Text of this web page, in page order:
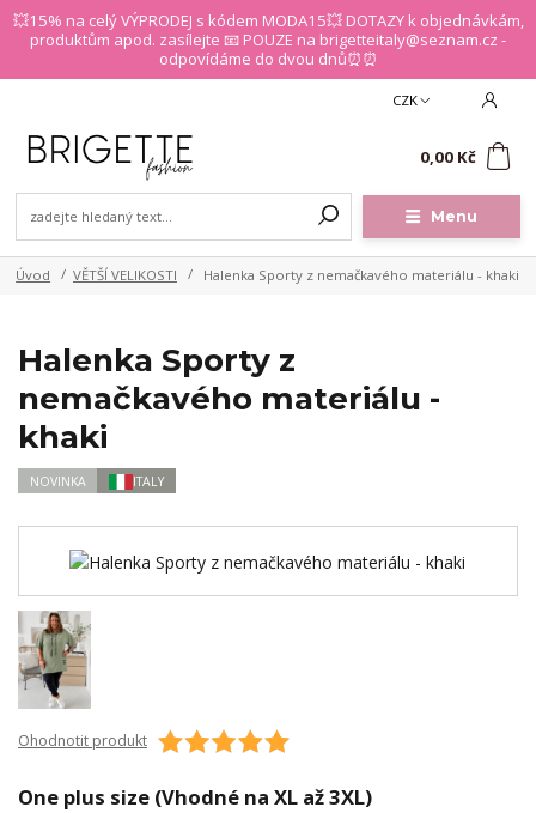
💥15% na celý VÝPRODEJ s kódem MODA15💥 DOTAZY k objednávkám,
produktům apod. zasílejte 📧 POUZE na brigetteitaly@seznam.cz -
odpovídáme do dvou dnů⏰⏰
Menu
CZK
0,00 Kč
Úvod VĚTŠÍ VELIKOSTI Halenka Sporty z nemačkavého materiálu - khaki
Halenka Sporty z
nemačkavého materiálu -
khaki
NOVINKA ITALY
Ohodnotit produkt
One plus size (Vhodné na XL až 3XL)